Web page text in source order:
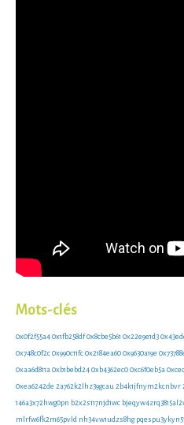
Mots-clés
0x0f2f55a40x1fb258df0x8cbe5b61 0x22e9e1d3
0x748c0f2c0x990c11fc0x2184ea600x9630a19e
0xaa6d811a0xb1bebd240xb4362ec00xc6f0eb5a
0xea6242de 2a762k2lhz39gcau2b4k1jfnym2kcnbvr
146a3x72hwg0pn b2x2s117njd1wc
mlrfw6fk2m65pvld nh34vw1udzs8hg